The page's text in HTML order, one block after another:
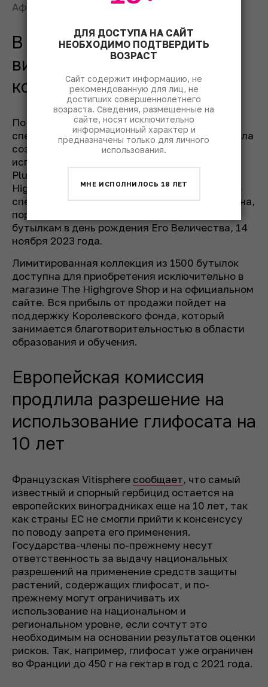
Афиша: © РАС
В Шотландии выпустили
виски в честь 75-летия
короля Карла III
По информацииThe Drinks Business,
специальная серия односолодового виски была
создана вискикурней Cotswolds Distillery с
использованием традиционного ячменя
Plumage Archer, выращенного в поместье
Highgrove Estate. Дистиллят был выдержан в
специально отобранных бочках из-под бурбона,
портвейна и красного вина. Виски разлили по
бутылкам в день рождения Его Величества, 14
ноября 2023 года.
Лимитированная коллекция из 1500 бутылок
доступна для приобретения исключительно в
магазине The Highgrove Shop и на официальном
сайте. Вся прибыль от продажи пойдет на
поддержку Королевского фонда, который
занимается благотворительностью в области
образования и обучения.
Европейская комиссия
продлила разрешение на
использование глифосата на
10 лет
Французская Vitisphere сообщает, что самый
известный и спорный гербицид остается на
европейских виноградниках еще на 10 лет, так
как страны ЕС не смогли прийти к консенсусу
по поводу запрета его применения.
Государства-члены по-прежнему несут
ответственность за выдачу национальных
разрешений на применение средств защиты
растений, содержащих глифосат, и по-
прежнему могут ограничивать их
использование на национальном и
региональном уровне, если сочтут это
необходимым на основании результатов оценки
рисков. Так, например, глифосат уже ограничен
во Франции до 450 г на гектар в год с 2021 года.
ДЛЯ ДОСТУПА НА САЙТ
НЕОБХОДИМО ПОДТВЕРДИТЬ
ВОЗРАСТ
Сайт содержит информацию, не
рекомендованную для лиц, не
достигших совершеннолетнего
возраста. Сведения, размещенные на
сайте, носят исключительно
информационный характер и
предназначены только для личного
использования.
МНЕ ИСПОЛНИЛОСЬ 18 ЛЕТ